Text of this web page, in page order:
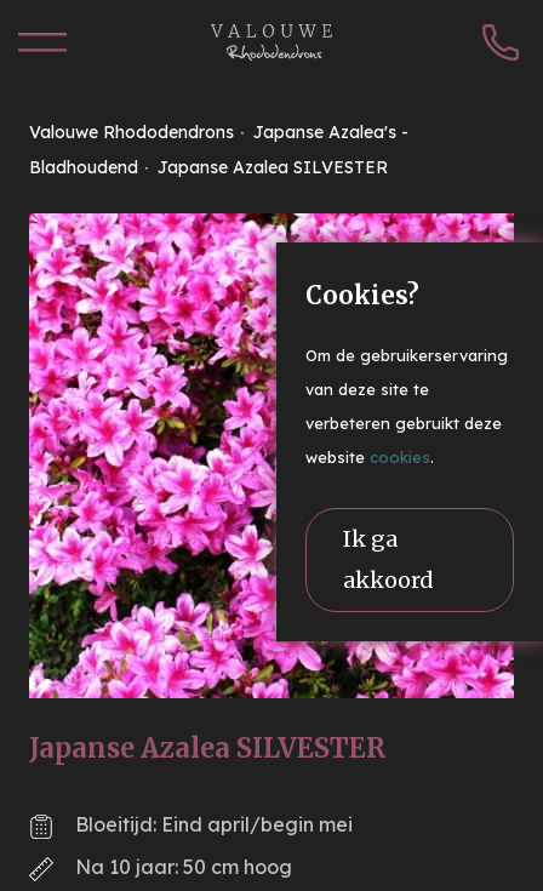
Valouwe Rhododendrons
Japanse Azalea's -
Bladhoudend
Japanse Azalea SILVESTER
Japanse Azalea SILVESTER
Bloeitijd: Eind april/begin mei
Na 10 jaar: 50 cm hoog
Cookies?
Om de gebruikerservaring
van deze site te
verbeteren gebruikt deze
website cookies.
Ik ga
akkoord